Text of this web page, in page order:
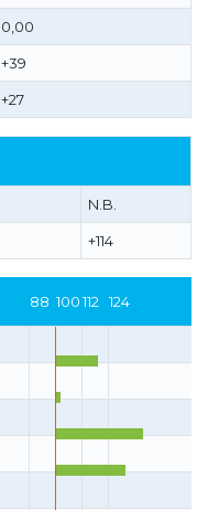
0,00
+39
+27
N.B.
+114
88 100112 124